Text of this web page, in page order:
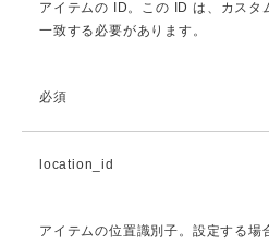
アイテムの ID。この ID は、カスタ
一致する必要があります。
必須
location_id
アイテムの位置識別子。設定する場